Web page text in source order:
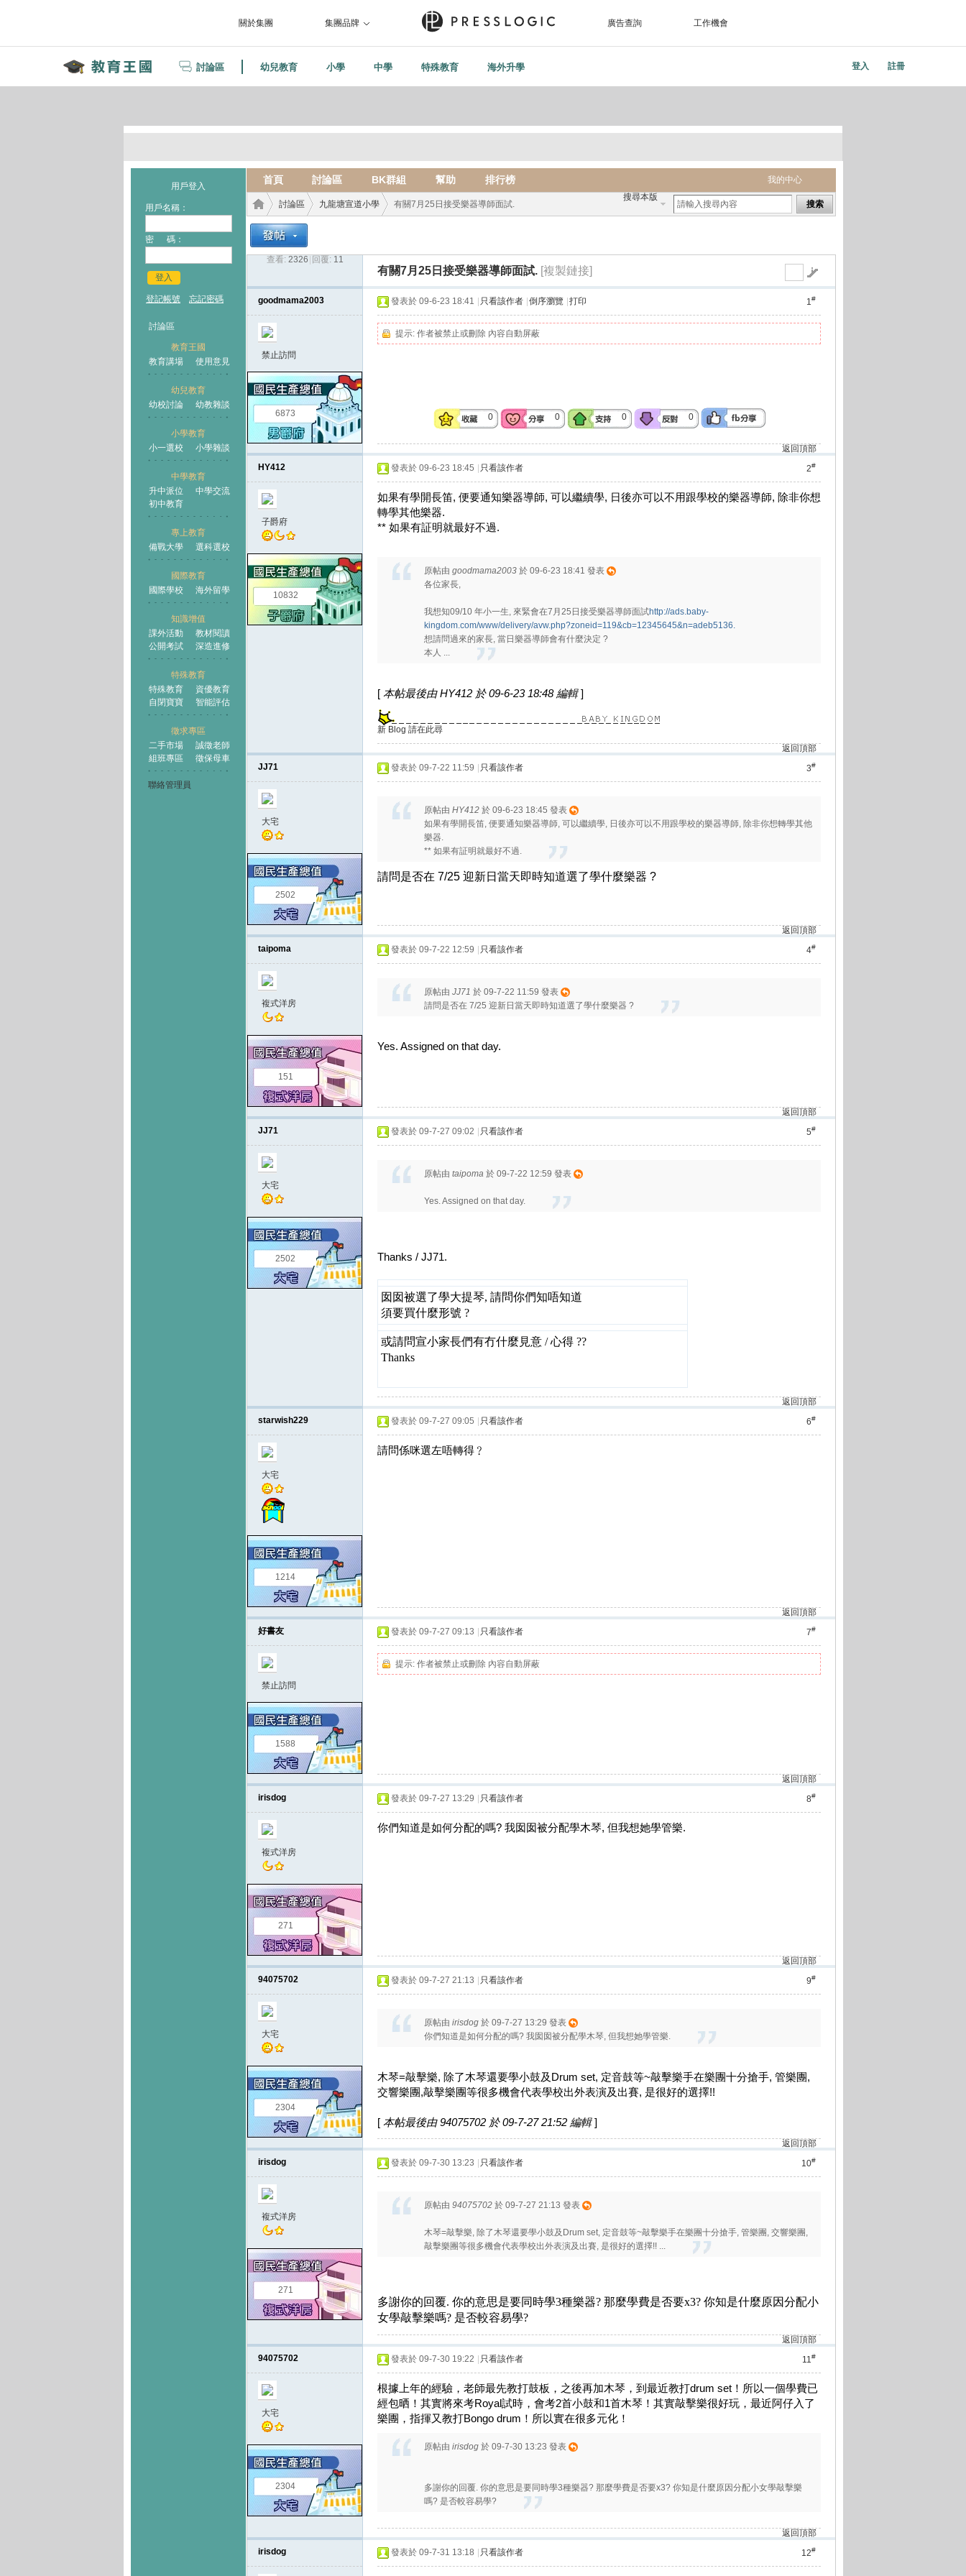
關於集團 集團品牌 廣告查詢 工作機會
討論區 幼兒教育 小學 中學 特殊教育 海外升學 登入 註冊
用戶登入
用戶名稱：
密 碼：
登入
登記帳號 忘記密碼
討論區
教育王國
教育講場
使用意見
幼兒教育
幼校討論
幼教雜談
小學教育
小一選校
小學雜談
中學教育
升中派位
中學交流
初中教育
專上教育
備戰大學
選科選校
國際教育
國際學校
海外留學
知識增值
課外活動
教材閱讀
公開考試
深造進修
特殊教育
特殊教育
資優教育
自閉寶寶
智能評估
徵求專區
二手市場
誠徵老師
組班專區
徵保母車
聯絡管理員
我的中心
首頁 討論區 BK群組 幫助 排行榜
搜尋本版
搜索
王國
›
討論區
›
九龍塘宣道小學
›
有關7月25日接受樂器導師面試.
查看: 2326 回覆: 11
有關7月25日接受樂器導師面試. [複製鏈接]
goodmama2003
禁止訪問
6873
1#
發表於 09-6-23 18:41 只看該作者 倒序瀏覽 打印
提示: 作者被禁止或刪除 內容自動屏蔽
0 0 0 0
返回頂部
HY412
子爵府
10832
2#
發表於 09-6-23 18:45 只看該作者
如果有學開長笛, 便要通知樂器導師, 可以繼續學, 日後亦可以不用跟學校的樂器導師, 除非你想
轉學其他樂器.
** 如果有証明就最好不過.
原帖由 goodmama2003 於 09-6-23 18:41 發表
各位家長,
我想知09/10 年小一生, 來緊會在7月25日接受樂器導師面試http://ads.baby-
kingdom.com/www/delivery/avw.php?zoneid=119&cb=12345645&n=adeb5136.
想請問過來的家長, 當日樂器導師會有什麼決定 ?
本人 ...
[ 本帖最後由 HY412 於 09-6-23 18:48 編輯]
新 Blog 請在此尋
返回頂部
JJ71
大宅
2502
3#
發表於 09-7-22 11:59 只看該作者
原帖由 HY412 於 09-6-23 18:45 發表
如果有學開長笛, 便要通知樂器導師, 可以繼續學, 日後亦可以不用跟學校的樂器導師, 除非你想轉學其他
樂器.
** 如果有証明就最好不過.
請問是否在 7/25 迎新日當天即時知道選了學什麼樂器 ?
返回頂部
taipoma
複式洋房
151
4#
發表於 09-7-22 12:59 只看該作者
原帖由 JJ71 於 09-7-22 11:59 發表
請問是否在 7/25 迎新日當天即時知道選了學什麼樂器 ?
Yes. Assigned on that day.
返回頂部
JJ71
大宅
2502
5#
發表於 09-7-27 09:02 只看該作者
原帖由 taipoma 於 09-7-22 12:59 發表
Yes. Assigned on that day.
Thanks / JJ71.
囡囡被選了學大提琴, 請問你們知唔知道
須要買什麼形號 ?
或請問宣小家長們有冇什麼見意 / 心得 ??
Thanks
返回頂部
starwish229
大宅
1214
6#
發表於 09-7-27 09:05 只看該作者
請問係咪選左唔轉得﹖
返回頂部
好書友
禁止訪問
1588
7#
發表於 09-7-27 09:13 只看該作者
提示: 作者被禁止或刪除 內容自動屏蔽
返回頂部
irisdog
複式洋房
271
8#
發表於 09-7-27 13:29 只看該作者
你們知道是如何分配的嗎? 我囡囡被分配學木琴, 但我想她學管樂.
返回頂部
94075702
大宅
2304
9#
發表於 09-7-27 21:13 只看該作者
原帖由 irisdog 於 09-7-27 13:29 發表
你們知道是如何分配的嗎? 我囡囡被分配學木琴, 但我想她學管樂.
木琴=敲擊樂, 除了木琴還要學小鼓及Drum set, 定音鼓等~敲擊樂手在樂團十分搶手, 管樂團,
交響樂團,敲擊樂團等很多機會代表學校出外表演及出賽, 是很好的選擇!!
[ 本帖最後由 94075702 於 09-7-27 21:52 編輯]
返回頂部
irisdog
複式洋房
271
10#
發表於 09-7-30 13:23 只看該作者
原帖由 94075702 於 09-7-27 21:13 發表
木琴=敲擊樂, 除了木琴還要學小鼓及Drum set, 定音鼓等~敲擊樂手在樂團十分搶手, 管樂團, 交響樂團,
敲擊樂團等很多機會代表學校出外表演及出賽, 是很好的選擇!! ...
多謝你的回覆. 你的意思是要同時學3種樂器? 那麼學費是否要x3? 你知是什麼原因分配小
女學敲擊樂嗎? 是否較容易學?
返回頂部
94075702
大宅
2304
11#
發表於 09-7-30 19:22 只看該作者
根據上年的經驗，老師最先教打鼓板，之後再加木琴，到最近教打drum set！所以一個學費已
經包晒！其實將來考Royal試時，會考2首小鼓和1首木琴！其實敲擊樂很好玩，最近阿仔入了
樂團，指揮又教打Bongo drum！所以實在很多元化！
原帖由 irisdog 於 09-7-30 13:23 發表
多謝你的回覆. 你的意思是要同時學3種樂器? 那麼學費是否要x3? 你知是什麼原因分配小女學敲擊樂
嗎? 是否較容易學?
返回頂部
irisdog
12#
發表於 09-7-31 13:18 只看該作者